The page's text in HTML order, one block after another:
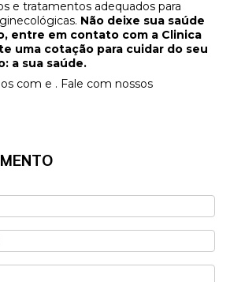
e tratamentos adequados para
Não deixe sua saúde
entre em contato com a Clinica
uma cotação para cuidar do seu
a sua saúde.
com e . Fale com nossos